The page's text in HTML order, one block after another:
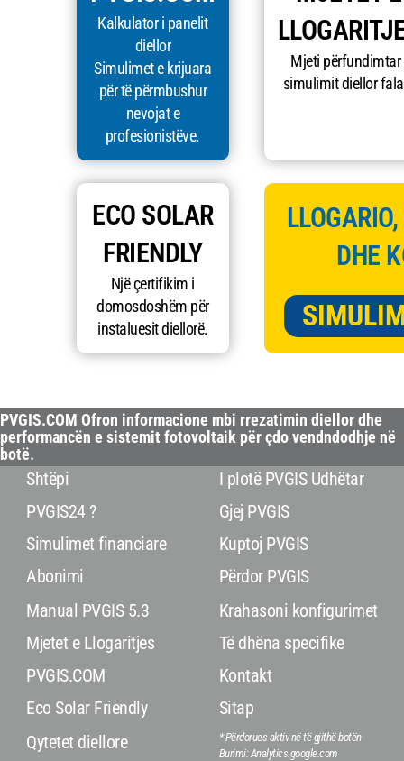
Kalkulator i panelit
diellor
Simulimet e krijuara
për të përmbushur
nevojat e
profesionistëve.
Mjeti përfundimtar
simulimit diellor
ECO SOLAR
FRIENDLY
Një çertifikim i
domosdoshëm për
instaluesit diellorë.
DHE
PVGIS.COM Ofron informacione mbi rrezatimin diellor dhe
performancën e sistemit fotovoltaik për çdo vendndodhje në
botë.
Shtëpi
PVGIS24 ?
Simulimet financiare
Abonimi
Manual PVGIS 5.3
Mjetet e Llogaritjes
PVGIS.COM
Eco Solar Friendly
Qytetet diellore
I plotë PVGIS Udhëtar
Gjej PVGIS
Kuptoj PVGIS
Përdor PVGIS
Krahasoni konfigurimet
Të dhëna specifike
Kontakt
Sitap
* Përdorues aktiv në të gjithë botën
Burimi: Analytics.google.com